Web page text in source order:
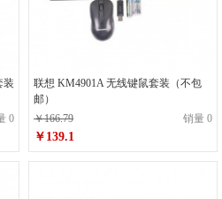
装
0
联想 KM4901A 无线键鼠套装（不包
邮）
￥166.79
销量 0
￥139.1